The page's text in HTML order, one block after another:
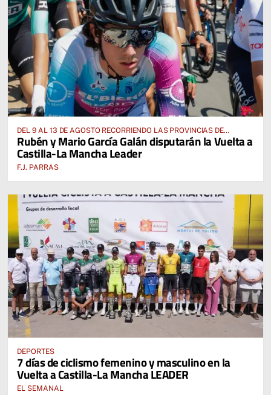
DEL 9 AL 13 DE AGOSTO RECORRIENDO LAS PROVINCIAS DE
CUENCA, ALBACETE, TOLEDO Y CIUDAD REAL
Rubén y Mario García Galán disputarán la Vuelta a
Castilla-La Mancha Leader
F.J. PARRAS
DEPORTES
7 días de ciclismo femenino y masculino en la
Vuelta a Castilla-La Mancha LEADER
EL SEMANAL